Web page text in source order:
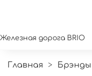
Железная дорога BRIO
Главная Брэнды